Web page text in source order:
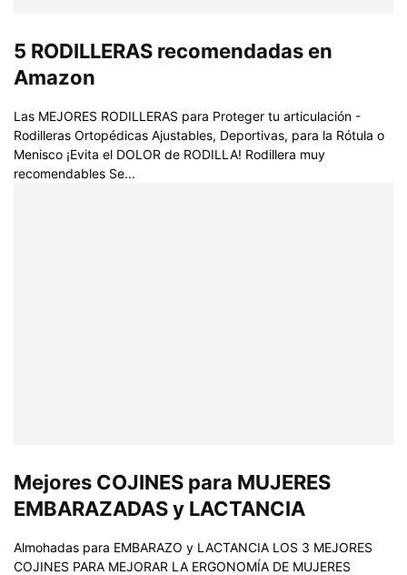
5 RODILLERAS recomendadas en
Amazon
Las MEJORES RODILLERAS para Proteger tu articulación -
Rodilleras Ortopédicas Ajustables, Deportivas, para la Rótula o
Menisco ¡Evita el DOLOR de RODILLA! Rodillera muy
recomendables Se...
Mejores COJINES para MUJERES
EMBARAZADAS y LACTANCIA
Almohadas para EMBARAZO y LACTANCIA LOS 3 MEJORES
COJINES PARA MEJORAR LA ERGONOMÍA DE MUJERES